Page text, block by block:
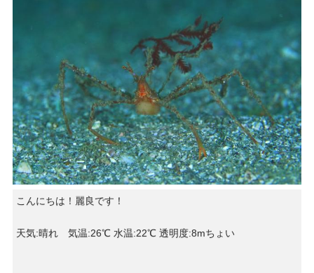
こんにちは！麗良です！
天気:晴れ 気温:26℃ 水温:22℃ 透明度:8mちょい